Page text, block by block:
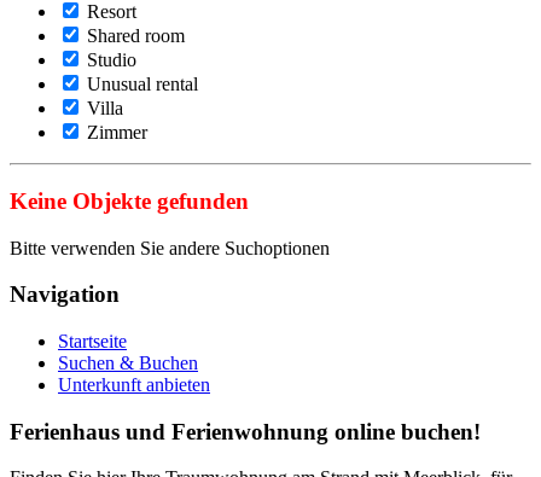
Resort
Shared room
Studio
Unusual rental
Villa
Zimmer
Keine Objekte gefunden
Bitte verwenden Sie andere Suchoptionen
Navigation
Startseite
Suchen & Buchen
Unterkunft anbieten
Ferienhaus und Ferienwohnung online buchen!